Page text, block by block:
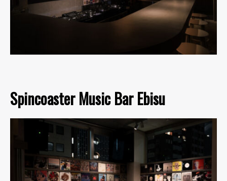
Spincoaster Music Bar Ebisu